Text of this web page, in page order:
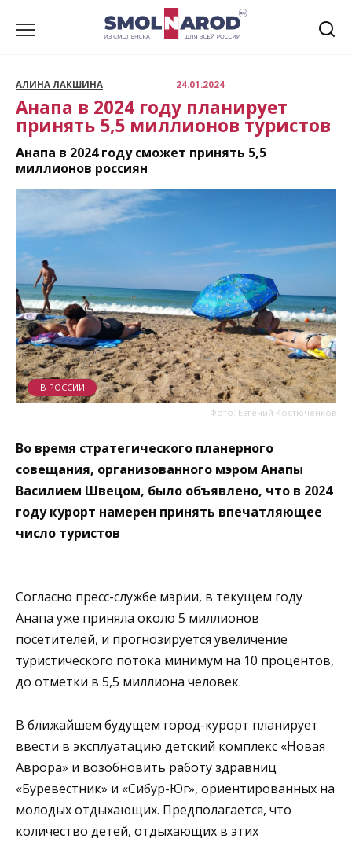
АЛИНА ЛАКШИНА 24.01.2024
Анапа в 2024 году планирует
принять 5,5 миллионов туристов
Анапа в 2024 году сможет принять 5,5
миллионов россиян
Фото: Евгений Костюченков
В РОССИИ
Во время стратегического планерного
совещания, организованного мэром Анапы
Василием Швецом, было объявлено, что в 2024
году курорт намерен принять впечатляющее
число туристов
Согласно пресс-службе мэрии, в текущем году
Анапа уже приняла около 5 миллионов
посетителей, и прогнозируется увеличение
туристического потока минимум на 10 процентов,
до отметки в 5,5 миллиона человек.
В ближайшем будущем город-курорт планирует
ввести в эксплуатацию детский комплекс «Новая
Аврора» и возобновить работу здравниц
«Буревестник» и «Сибур-Юг», ориентированных на
молодых отдыхающих. Предполагается, что
количество детей, отдыхающих в этих